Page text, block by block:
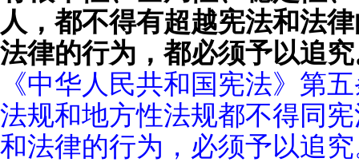
人，都不得有超越宪法和法
法律的行为，都必须予以追
《中华人民共和国宪法》第
法规和地方性法规都不得同
和法律的行为，必须予以追